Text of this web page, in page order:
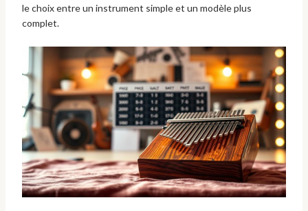
le choix entre un instrument simple et un modèle plus
complet.